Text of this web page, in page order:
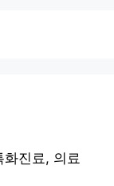
진료, 의료